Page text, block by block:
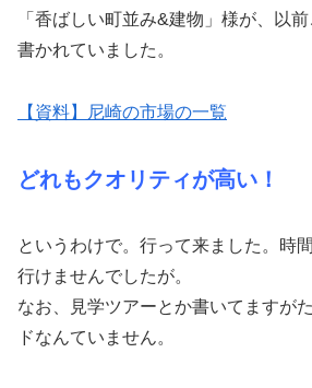
「香ばしい町並み&建物」様が、以
書かれていました。
【資料】尼崎の市場の一覧
どれもクオリティが高い！
というわけで。行って来ました。時
行けませんでしたが。
なお、見学ツアーとか書いてますが
ドなんていません。